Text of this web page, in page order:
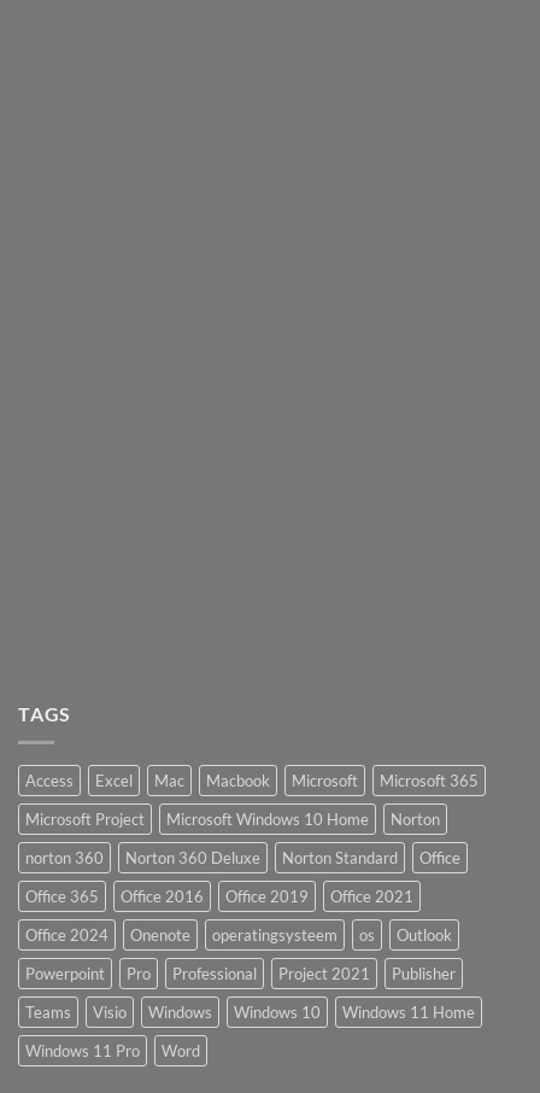
TAGS
Access Excel Mac Macbook Microsoft
Microsoft 365
Microsoft Project
Microsoft Windows 10 Home
Norton
norton 360
Norton 360 Deluxe Norton Standard
Office
Office 365
Office 2016 Office 2019
Office 2021
Office 2024
Onenote operatingsysteem os
Outlook
Powerpoint
Pro Professional Project 2021
Publisher
Teams
Visio Windows Windows 10
Windows 11 Home
Windows 11 Pro
Word